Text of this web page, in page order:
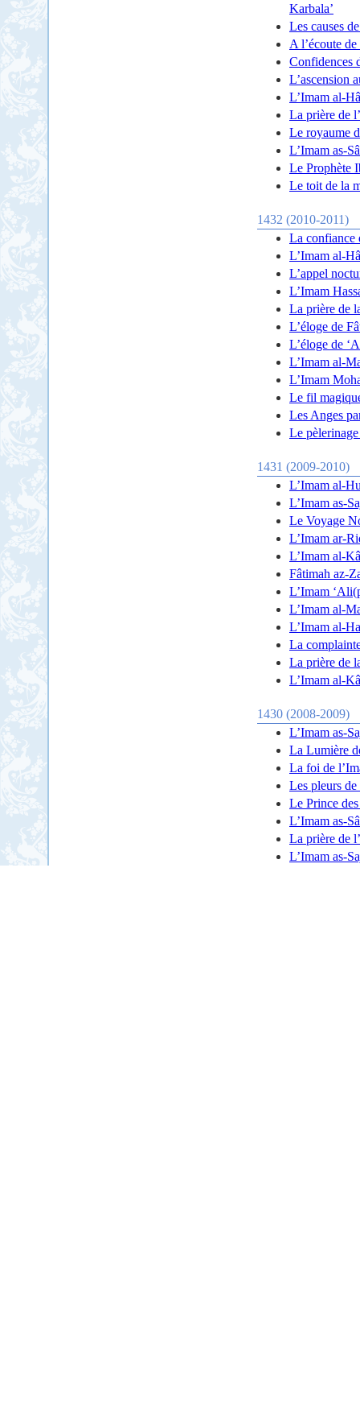
Karbala’
Les causes
A l’écoute
Confidences
L’ascension
L’Imam al-
La prière de
Le royaume
L’Imam as-
Le Prophète
Le toit de la
1432 (2010-2011)
La confiance
L’Imam al-
L’appel
L’Imam
La prière de
L’éloge de
L’éloge de
L’Imam al-
L’Imam
Le fil
Les Anges
Le
1431 (2009-2010)
L’Imam al-
L’Imam as-
Le Voyage
L’Imam ar-
L’Imam al-
Fâtimah az-
L’Imam
L’Imam al-
L’Imam al-
La
La prière de
L’Imam al-
1430 (2008-2009)
L’Imam as-
La Lumière
La foi de
Les pleurs
Le Prince
L’Imam as-
La prière de
L’Imam as-